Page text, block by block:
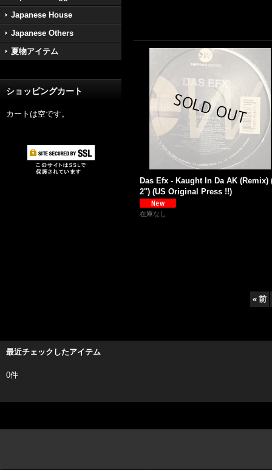
Japanese House
Japanese Others
夏物アイテム
ショッピングカート
カートは空です。
Das Efx - Kaught In Da AK (Remix)
2'') (US Original Press !!)
在庫なし
« 前
最近チェックしたアイテム
0件